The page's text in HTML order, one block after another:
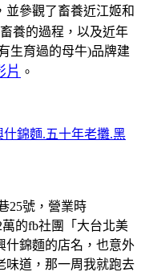
並參觀了畜養近江姬和
養的過程，以及近年
生育過的母牛)品牌建
片 。
什錦麵.五十年老攤.黑
25號，營業時
萬的fb社團「大台北美
什錦麵的店名，也意外
味道，那一周我就跑去